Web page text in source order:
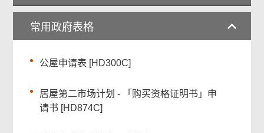
常用政府表格
公屋申请表 [HD300C]
居屋第二市场计划 - 「购买资格证明书」申
请书 [HD874C]